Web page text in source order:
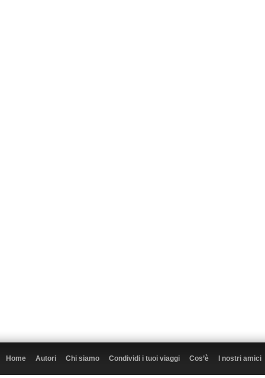
Home Autori Chi siamo Condividi i tuoi viaggi Cos’è I nostri amici